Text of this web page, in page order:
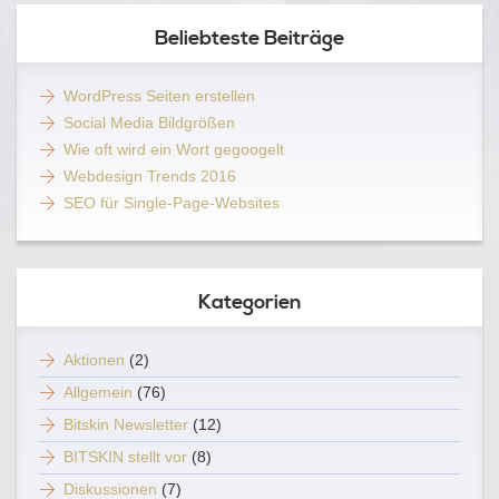
Beliebteste Beiträge
WordPress Seiten erstellen
Social Media Bildgrößen
Wie oft wird ein Wort gegoogelt
Webdesign Trends 2016
SEO für Single-Page-Websites
Kategorien
Aktionen (2)
Allgemein (76)
Bitskin Newsletter (12)
BITSKIN stellt vor (8)
Diskussionen (7)